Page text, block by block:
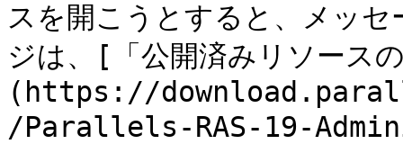
スを開こうとすると、メッ
ジは、[「公開済みリソース
(https://
/Parallels-RAS-19-